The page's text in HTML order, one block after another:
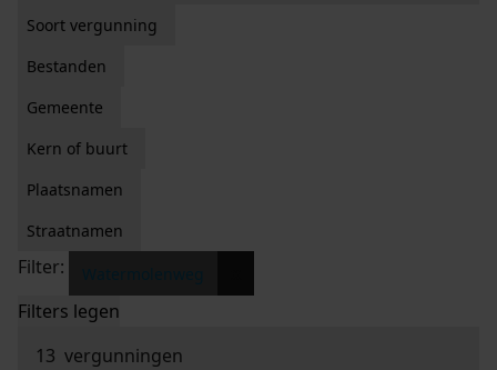
Soort vergunning
Bestanden
Gemeente
Kern of buurt
Plaatsnamen
Straatnamen
Filter:
Filters legen
13 vergunningen